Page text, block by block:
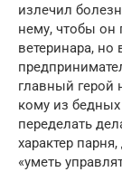
излечил
нему, чтобы он
ветеринара, но
главный герой
кому из бедных
переделать
характер
«уметь